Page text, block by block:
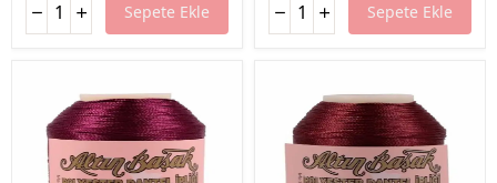
Sepete Ekle Sepete Ekle